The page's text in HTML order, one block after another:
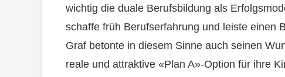
wichtig die duale Berufsbildung als
schaffe früh Berufserfahrung und leiste einen
Graf betonte in diesem Sinne auch seinen
reale und attraktive «Plan A»-Option für ihre